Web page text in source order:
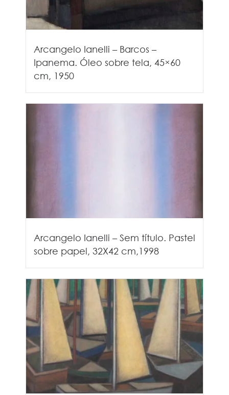
Arcangelo Ianelli – Barcos –
Ipanema. Óleo sobre tela, 45×60
cm, 1950
Arcangelo Ianelli – Sem título. Pastel
sobre papel, 32X42 cm,1998